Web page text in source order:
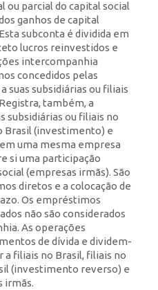
ou parcial do capital social
ganhos de capital
subconta é dividida em
lucros reinvestidos e
intercompanhia
concedidos pelas
suas subsidiárias ou filiais
também, a
subsidiárias ou filiais no
Brasil (investimento) e
uma mesma empresa
si uma participação
(empresas irmãs). São
diretos e a colocação de
Os empréstimos
não são considerados
As operações
de dívida e dividem-
filiais no Brasil, filiais no
(investimento reverso) e
irmãs.